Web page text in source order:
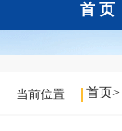
首 页
当前位置 首页>